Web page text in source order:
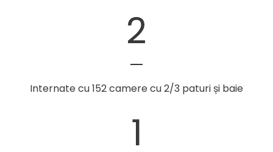
2
Internate cu 152 camere cu 2/3 paturi și baie
1